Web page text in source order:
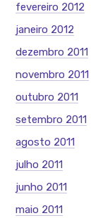
fevereiro 2012
janeiro 2012
dezembro 2011
novembro 2011
outubro 2011
setembro 2011
agosto 2011
julho 2011
junho 2011
maio 2011